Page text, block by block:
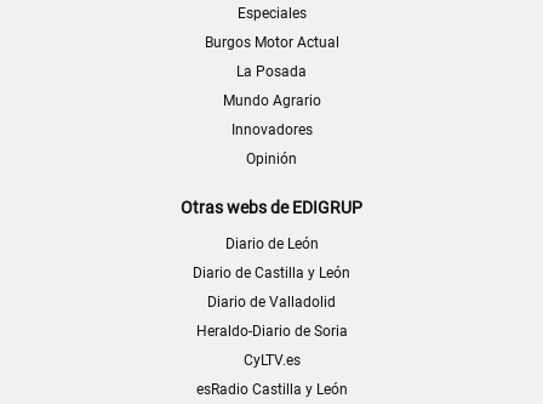
Especiales
Burgos Motor Actual
La Posada
Mundo Agrario
Innovadores
Opinión
Otras webs de EDIGRUP
Diario de León
Diario de Castilla y León
Diario de Valladolid
Heraldo-Diario de Soria
CyLTV.es
esRadio Castilla y León